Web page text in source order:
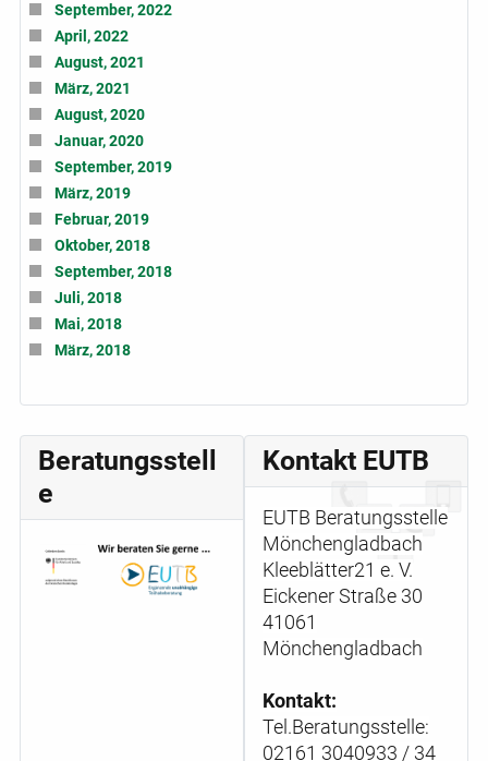
September, 2022
April, 2022
August, 2021
März, 2021
August, 2020
Januar, 2020
September, 2019
März, 2019
Februar, 2019
Oktober, 2018
September, 2018
Juli, 2018
Mai, 2018
März, 2018
Beratungsstell
e
Kontakt EUTB
EUTB Beratungsstelle
Mönchengladbach
Kleeblätter21 e. V.
Eickener Straße 30
41061
Mönchengladbach
Kontakt:
Tel.Beratungsstelle:
02161 3040933 / 34